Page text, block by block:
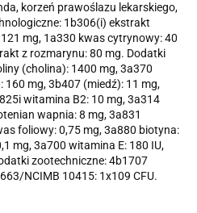
korzeń prawoślazu lekarskiego,
1b306(i) ekstrakt
mg, 1a330 kwas cytrynowy: 40
z rozmarynu: 80 mg. Dodatki
(cholina): 1400 mg, 3a370
mg, 3b407 (miedź): 11 mg,
witamina B2: 10 mg, 3a314
wapnia: 8 mg, 3a831
foliowy: 0,75 mg, 3a880 biotyna:
mg, 3a700 witamina E: 180 IU,
zootechniczne: 4b1707
NCIMB 10415: 1x109 CFU.